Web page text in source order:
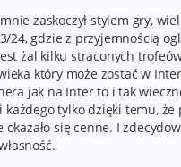
zaskoczył stylem gry,
gdzie z przyjemnością
żal kilku straconych
który może zostać w
jak na Inter to i tak
tylko dzięki temu,
się cenne. I